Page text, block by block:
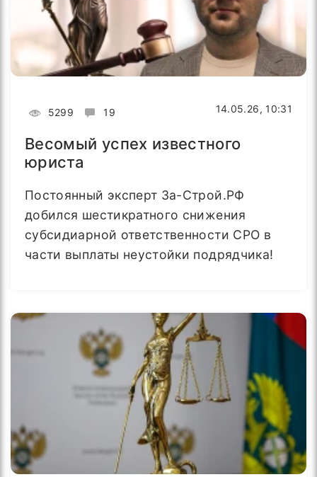
5299 19 14.05.26, 10:31
Весомый успех известного
юриста
Постоянный эксперт За-Строй.РФ
добился шестикратного снижения
субсидиарной ответственности СРО в
части выплаты неустойки подрядчика!